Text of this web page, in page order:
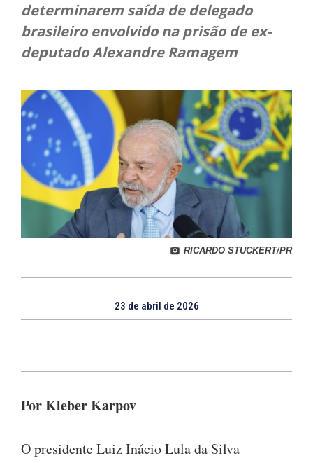
determinarem saída de delegado
brasileiro envolvido na prisão de ex-
deputado Alexandre Ramagem
RICARDO STUCKERT/PR
23 de abril de 2026
Por Kleber Karpov
O presidente Luiz Inácio Lula da Silva